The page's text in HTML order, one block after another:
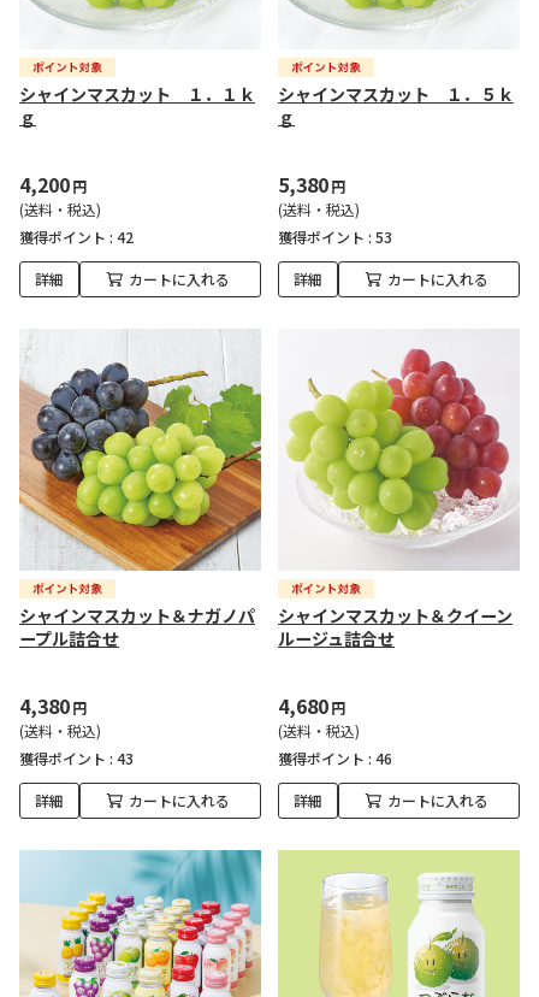
シャインマスカット １．１ｋ
ｇ
4,200円
(送料・税込)
獲得ポイント : 42
詳細 カートに入れる
シャインマスカット １．５ｋ
ｇ
5,380円
(送料・税込)
獲得ポイント : 53
詳細 カートに入れる
シャインマスカット＆ナガノパ
ープル詰合せ
4,380円
(送料・税込)
獲得ポイント : 43
詳細 カートに入れる
シャインマスカット＆クイーン
ルージュ詰合せ
4,680円
(送料・税込)
獲得ポイント : 46
詳細 カートに入れる